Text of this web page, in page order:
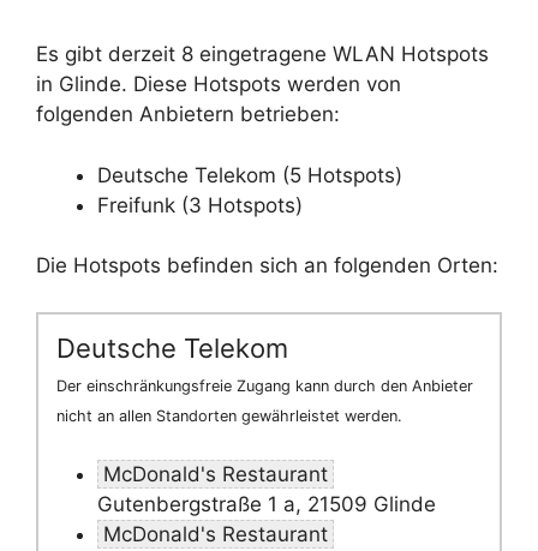
Es gibt derzeit 8 eingetragene WLAN Hotspots
in Glinde. Diese Hotspots werden von
folgenden Anbietern betrieben:
Deutsche Telekom (5 Hotspots)
Freifunk (3 Hotspots)
Die Hotspots befinden sich an folgenden Orten:
Deutsche Telekom
Der einschränkungsfreie Zugang kann durch den Anbieter
nicht an allen Standorten gewährleistet werden.
McDonald's Restaurant
Gutenbergstraße 1 a, 21509 Glinde
McDonald's Restaurant